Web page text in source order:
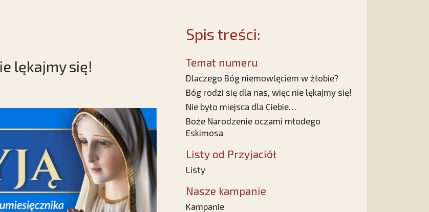
lękajmy się!
Spis treści:
Temat numeru
Dlaczego Bóg niemowlęciem w żłobie?
Bóg rodzi się dla nas, więc nie lękajmy się!
Nie było miejsca dla Ciebie…
Boże Narodzenie oczami młodego
Eskimosa
Listy od Przyjaciół
Listy
Nasze kampanie
Kampanie